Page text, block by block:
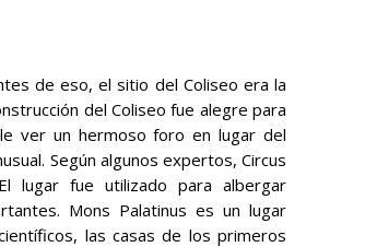
de eso, el sitio del Coliseo era la
del Coliseo fue alegre para
ver un hermoso foro en lugar del
Según algunos expertos, Circus
lugar fue utilizado para albergar
Mons Palatinus es un lugar
las casas de los primeros